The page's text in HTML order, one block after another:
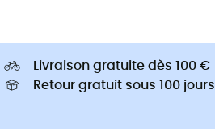
Livraison gratuite dès 100 €
Retour gratuit sous 100 jours